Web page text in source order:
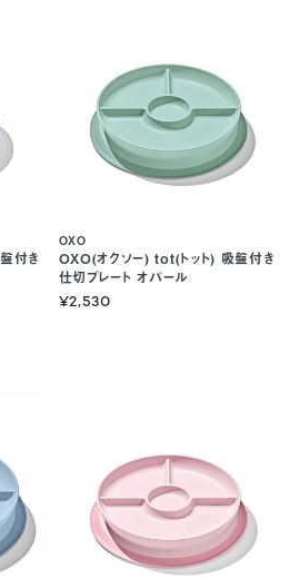
付き
OXO(オクソー) tot(トット) 吸盤付き
仕切プレート オパール
OXO
¥2,530